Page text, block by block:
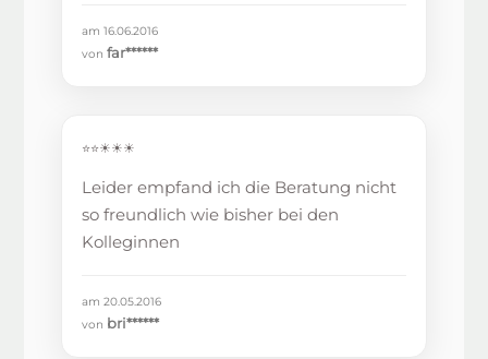
am 16.06.2016
vonfar******
⭐⭐☀☀☀
Leider empfand ich die Beratung nicht
so freundlich wie bisher bei den
Kolleginnen
am 20.05.2016
von bri******